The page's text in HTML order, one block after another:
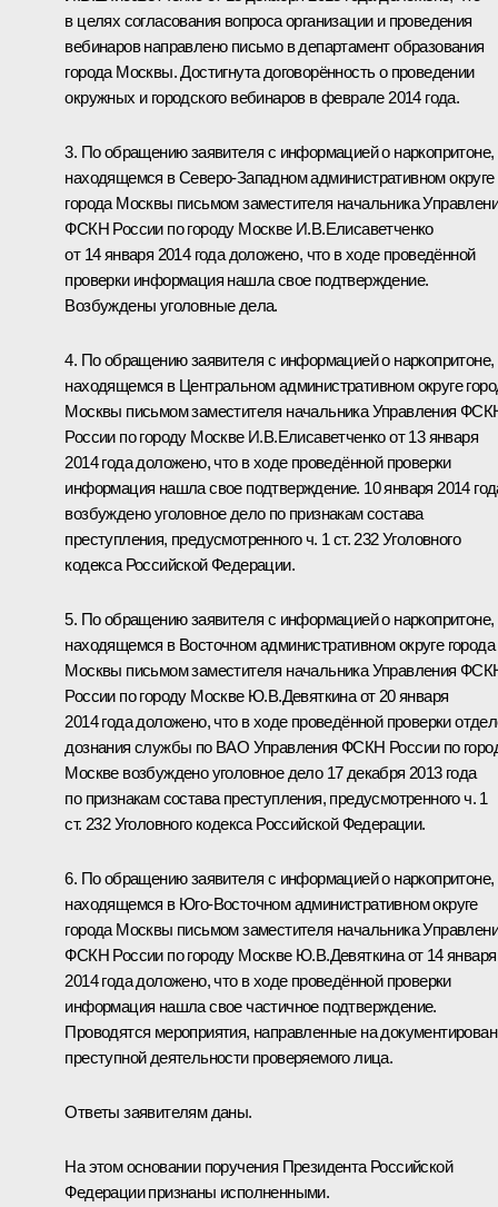
в целях согласования вопроса организации и проведения
вебинаров направлено письмо в департамент образования
города Москвы. Достигнута договорённость о проведении
окружных и городского вебинаров в феврале 2014 года.
3. По обращению заявителя с информацией о наркопритоне,
находящемся в Северо-Западном административном округе
города Москвы письмом заместителя начальника
ФСКН России по городу Москве И.В.Елисаветченко
от 14 января 2014 года доложено, что в ходе проведённой
проверки информация нашла свое подтверждение.
Возбуждены уголовные дела.
4. По обращению заявителя с информацией о наркопритоне,
находящемся в Центральном административном округе
Москвы письмом заместителя начальника Управления
России по городу Москве И.В.Елисаветченко от 13 января
2014 года доложено, что в ходе проведённой проверки
информация нашла свое подтверждение. 10 января 2014
возбуждено уголовное дело по признакам состава
преступления, предусмотренного ч. 1 ст. 232 Уголовного
кодекса Российской Федерации.
5. По обращению заявителя с информацией о наркопритоне,
находящемся в Восточном административном округе города
Москвы письмом заместителя начальника Управления
России по городу Москве Ю.В.Девяткина от 20 января
2014 года доложено, что в ходе проведённой проверки
дознания службы по ВАО Управления ФСКН России по
Москве возбуждено уголовное дело 17 декабря 2013 года
по признакам состава преступления, предусмотренного ч. 1
ст. 232 Уголовного кодекса Российской Федерации.
6. По обращению заявителя с информацией о наркопритоне,
находящемся в Юго-Восточном административном округе
города Москвы письмом заместителя начальника
ФСКН России по городу Москве Ю.В.Девяткина от 14 января
2014 года доложено, что в ходе проведённой проверки
информация нашла свое частичное подтверждение.
Проводятся мероприятия, направленные на
преступной деятельности проверяемого лица.
Ответы заявителям даны.
На этом основании поручения Президента Российской
Федерации признаны исполненными.